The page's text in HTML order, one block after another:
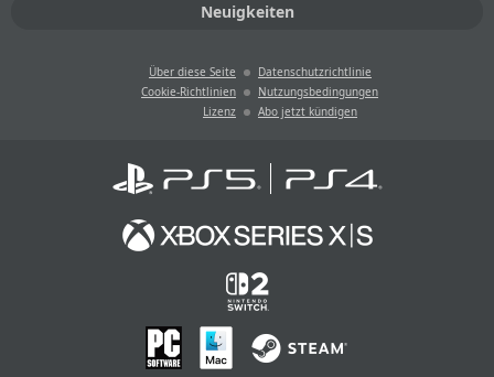
Neuigkeiten
Über diese Seite
Datenschutzrichtlinie
Cookie-Richtlinien
Nutzungsbedingungen
Lizenz
Abo jetzt kündigen